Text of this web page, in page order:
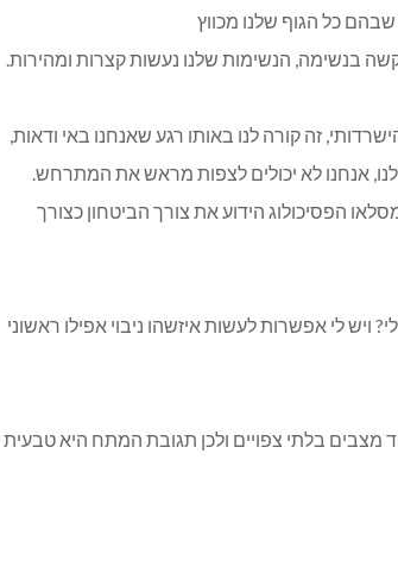
כל הגוף שלנו מכווץ
בנשימה, הנשימות שלנו נעשות קצרות ומהירות.
זה קורה לנו באותו רגע שאנחנו באי ודאות,
אנחנו לא יכולים לצפות מראש את המתרחש.
הפסיכולוג הידוע את צורך הביטחון כצורך
לי אפשרות לעשות איזשהו ניבוי אפילו ראשוני
מצבים בלתי צפויים ולכן תגובת המתח היא טבעית